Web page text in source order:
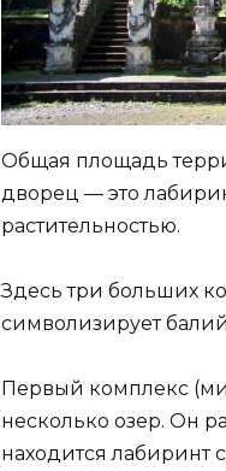
Общая площадь
дворец — это
растительностью.
Здесь три больших
символизирует
Первый комплекс
несколько озер. Он
находится лабиринт